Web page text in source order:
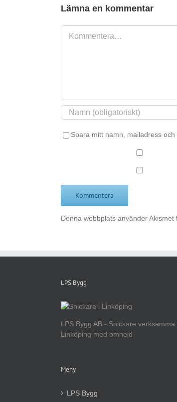
Lämna en kommentar
Kommentar
Spara mitt namn, mailadress
Denna webbplats använder Akismet
LPS Bygg
LPS Bygg AB - Snickare verksamma
Linköping med omnejd
Meny
LPS Bygg